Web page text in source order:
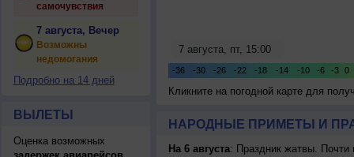
самочувствия
7 августа, Вечер
Возможны
недомогания
Подробно на 14 дней
ВЫЛЕТЫ
Оценка возможных
Кликните на погодной карте для
НАРОДНЫЕ ПРИМЕТЫ И
На 6 августа: Праздник жатвы. Почти